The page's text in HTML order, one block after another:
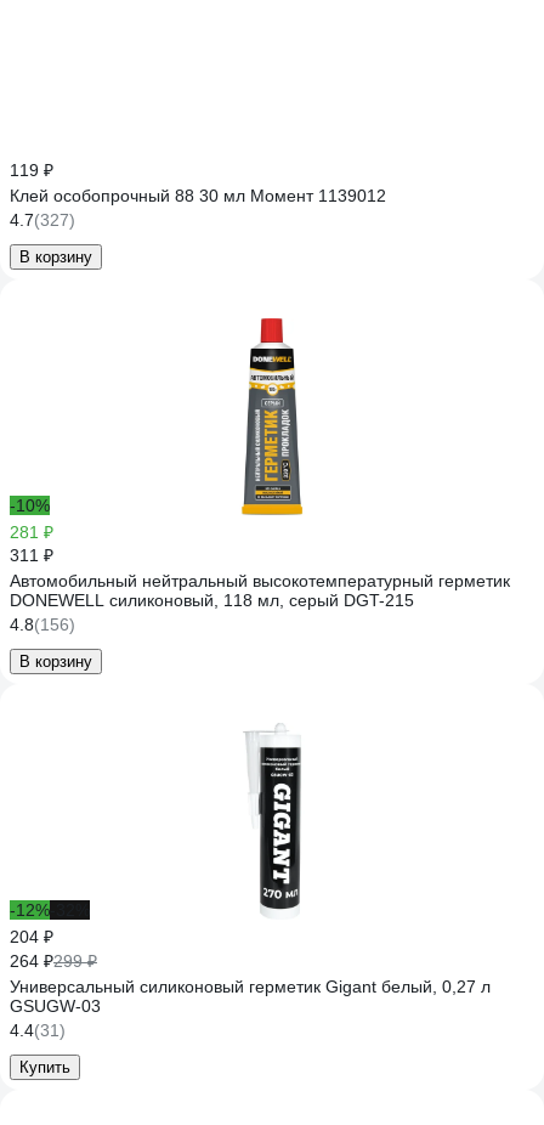
119 ₽
Клей особопрочный 88 30 мл Момент 1139012
4.7(327)
В корзину
-10%
281 ₽
311 ₽
Автомобильный нейтральный высокотемпературный герметик
DONEWELL силиконовый, 118 мл, серый DGT-215
4.8(156)
В корзину
-12%
204 ₽
264 ₽299 ₽
Универсальный силиконовый герметик Gigant белый, 0,27 л
GSUGW-03
4.4(31)
Купить